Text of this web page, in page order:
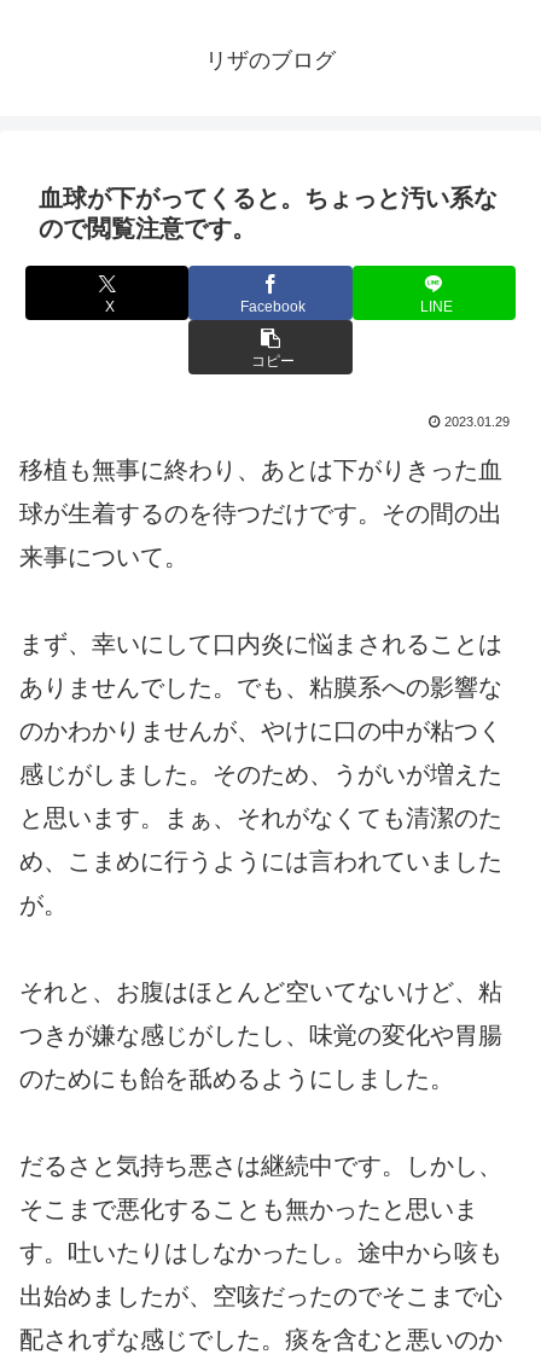
リザのブログ
血球が下がってくると。ちょっと汚い系な
ので閲覧注意です。
X Facebook LINE
コピー
2023.01.29
移植も無事に終わり、あとは下がりきった血
球が生着するのを待つだけです。その間の出
来事について。
まず、幸いにして口内炎に悩まされることは
ありませんでした。でも、粘膜系への影響な
のかわかりませんが、やけに口の中が粘つく
感じがしました。そのため、うがいが増えた
と思います。まぁ、それがなくても清潔のた
め、こまめに行うようには言われていました
が。
それと、お腹はほとんど空いてないけど、粘
つきが嫌な感じがしたし、味覚の変化や胃腸
のためにも飴を舐めるようにしました。
だるさと気持ち悪さは継続中です。しかし、
そこまで悪化することも無かったと思いま
す。吐いたりはしなかったし。途中から咳も
出始めましたが、空咳だったのでそこまで心
配されずな感じでした。痰を含むと悪いのか